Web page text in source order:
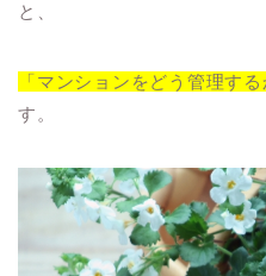
と、
「マンションをどう管理す
す。